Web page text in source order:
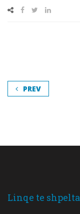
PREV
Linqe te shpelta